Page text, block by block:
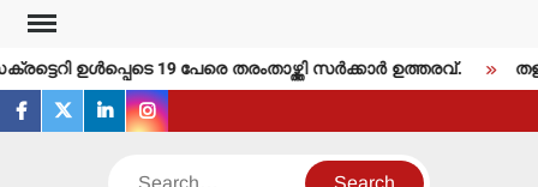
Skip
contentഉള്‍പ്പെടെ 19 പേരെ തരംതാഴ്ത്തി സര്‍ക്കാര്‍ ഉത്തരവ്.
facebook
twitterlinkedininstagram
Search